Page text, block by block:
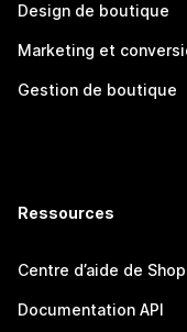
Design de boutique
Marketing et
Gestion de boutique
Ressources
Centre d’aide de
Documentation API